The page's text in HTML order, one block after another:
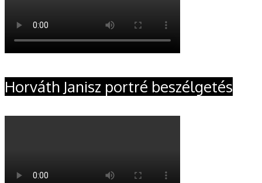
Horváth Janisz portré beszélgetés